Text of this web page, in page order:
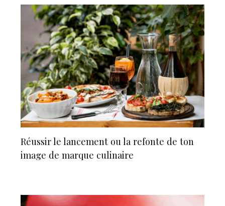
Réussir le lancement ou la refonte de ton
image de marque culinaire